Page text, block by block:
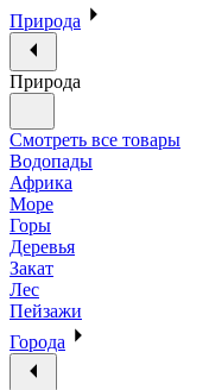
Природа
Природа
Смотреть все товары
Водопады
Африка
Море
Горы
Деревья
Закат
Лес
Пейзажи
Города